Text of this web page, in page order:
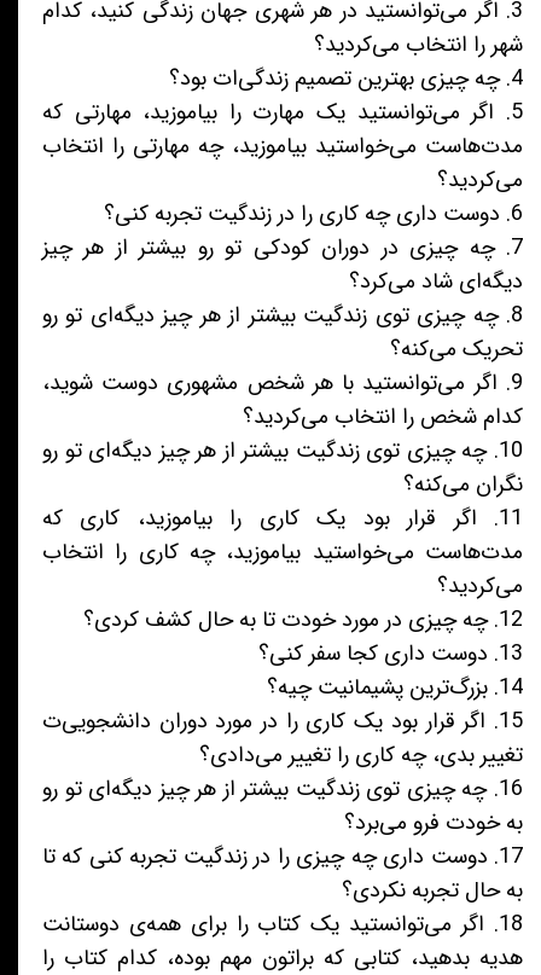
3. اگر می‌توانستید در هر شهری جهان زندگی کنید، کدام
شهر را انتخاب می‌کردید؟
4. چه چیزی بهترین تصمیم زندگی‌ات بود؟
5. اگر می‌توانستید یک مهارت را بیاموزید، مهارتی که
مدت‌هاست می‌خواستید بیاموزید، چه مهارتی را انتخاب
می‌کردید؟
6. دوست داری چه کاری را در زندگیت تجربه کنی؟
7. چه چیزی در دوران کودکی تو رو بیشتر از هر چیز
دیگه‌ای شاد می‌کرد؟
8. چه چیزی توی زندگیت بیشتر از هر چیز دیگه‌ای تو رو
تحریک می‌کنه؟
9. اگر می‌توانستید با هر شخص مشهوری دوست شوید،
کدام شخص را انتخاب می‌کردید؟
10. چه چیزی توی زندگیت بیشتر از هر چیز دیگه‌ای تو رو
نگران می‌کنه؟
11. اگر قرار بود یک کاری را بیاموزید، کاری که
مدت‌هاست می‌خواستید بیاموزید، چه کاری را انتخاب
می‌کردید؟
12. چه چیزی در مورد خودت تا به حال کشف کردی؟
13. دوست داری کجا سفر کنی؟
14. بزرگ‌ترین پشیمانیت چیه؟
15. اگر قرار بود یک کاری را در مورد دوران دانشجویی‌ت
تغییر بدی، چه کاری را تغییر می‌دادی؟
16. چه چیزی توی زندگیت بیشتر از هر چیز دیگه‌ای تو رو
به خودت فرو می‌برد؟
17. دوست داری چه چیزی را در زندگیت تجربه کنی که تا
به حال تجربه نکردی؟
18. اگر می‌توانستید یک کتاب را برای همه‌ی دوستانت
هدیه بدهید، کتابی که براتون مهم بوده، کدام کتاب را